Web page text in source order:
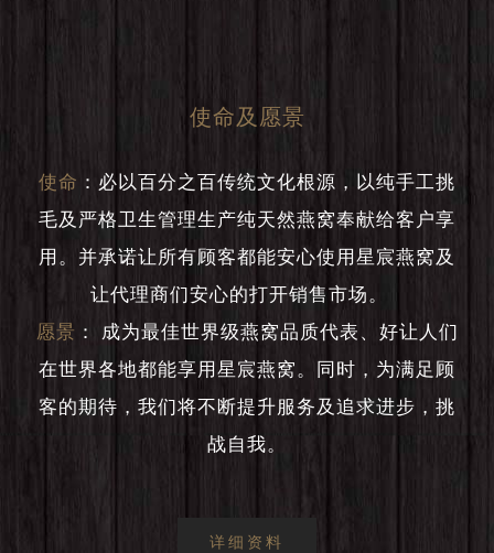
使命及愿景
使命 ： 必以百分之百传统文化根源，以纯手工挑
毛及严格卫生管理生产纯天然燕窝奉献给客户享
用。并承诺让所有顾客都能安心使用星宸燕窝及
让代理商们安心的打开销售市场。
愿景 ：
成为最佳世界级燕窝品质代表、好让人们
在世界各地都能享用星宸燕窝。同时，为满足顾
客的期待，我们将不断提升服务及追求进步，挑
战自我。
详细资料